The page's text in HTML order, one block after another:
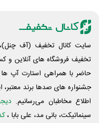
سایت کانال تخفیف (آف
تخفیف فروشگاه های آنلاین و
حاضر با همراهی استارت آپ
جشنواره های صدها برند معتبر،
اطلاع مخاطبان می‌رسانیم.
سینماتیکت، بانی مد، علی‌ بابا ،